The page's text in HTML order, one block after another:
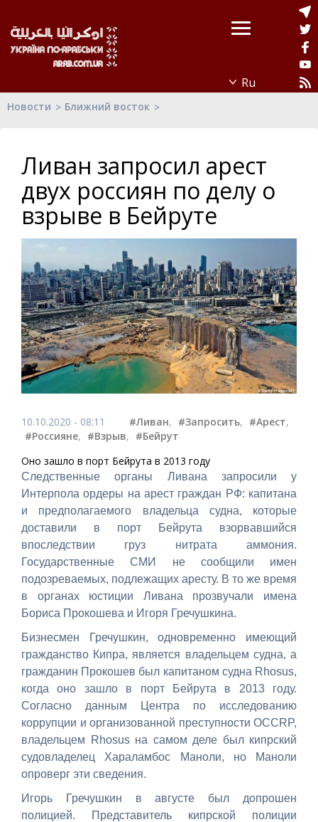
Новости Ближний восток
Ливан запросил арест
двух россиян по делу о
взрыве в Бейруте
10.10.2020 - 08:11 #Ливан, #Запросить, #Арест,
#Россияне, #Взрыв, #Бейрут
Оно зашло в порт Бейрута в 2013 году
Следственные органы Ливана запросили у
Интерпола ордеры на арест граждан РФ: капитана
и предполагаемого владельца судна, которые
доставили в порт Бейрута взорвавшийся
впоследствии груз нитрата аммония.
Государственные СМИ не сообщили имен
подозреваемых, подлежащих аресту. В то же время
в органах юстиции Ливана прозвучали имена
Бориса Прокошева и Игоря Гречушкина.
Бизнесмен Гречушкин, одновременно имеющий
гражданство Кипра, является владельцем судна, а
гражданин Прокошев был капитаном судна Rhosus,
когда оно зашло в порт Бейрута в 2013 году.
Согласно данным Центра по исследованию
коррупции и организованной преступности OCCRP,
владельцем Rhosus на самом деле был кипрский
судовладелец Хараламбос Маноли, но Маноли
опроверг эти сведения.
Игорь Гречушкин в августе был допрошен
полицией. Представитель кипрской полиции